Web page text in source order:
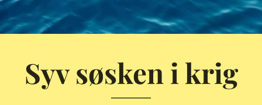
Syv søsken i krig